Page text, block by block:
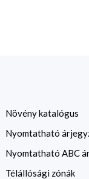
Növény katalógus
Nyomtatható
Nyomtatható ABC
Télállósági zónák